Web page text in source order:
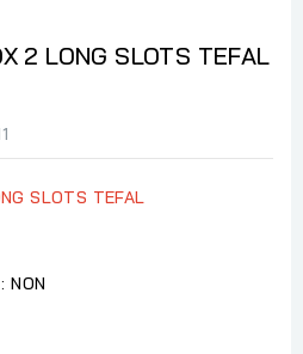
2 LONG SLOTS TEFAL
SLOTS TEFAL
NON